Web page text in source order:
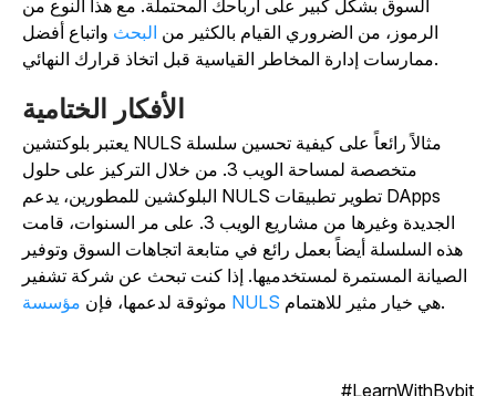
السوق بشكل كبير على أرباحك المحتملة. مع هذا النوع من
الرموز، من الضروري القيام بالكثير من البحثواتباع أفضل
الأفكار الختامية
يعتبر بلوكتشين NULS مثالاً رائعاً على كيفية تحسين سلسلة
متخصصة لمساحة الويب 3. من خلال التركيز على حلول
البلوكشين للمطورين، يدعم NULS تطوير تطبيقات DApps
الجديدة وغيرها من مشاريع الويب 3. على مر السنوات، قامت
هذه السلسلة أيضاً بعمل رائع في متابعة اتجاهات السوق وتوفير
الصيانة المستمرة لمستخدميها. إذا كنت تبحث عن شركة تشفير
موثوقة لدعمها، فإنمؤسسة NULS